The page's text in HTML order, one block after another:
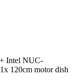
Intel NUC-
120cm motor dish